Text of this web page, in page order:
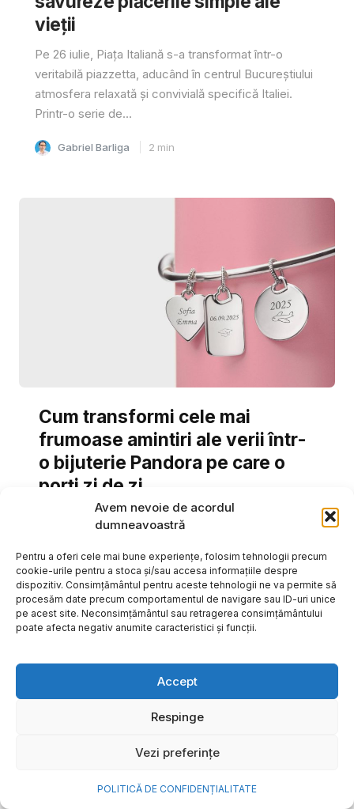
Avem nevoie de acordul
dumneavoastră
Pentru a oferi cele mai bune experiențe, folosim tehnologii precum
cookie-urile pentru a stoca și/sau accesa informațiile despre
dispozitiv. Consimțământul pentru aceste tehnologii ne va permite să
procesăm date precum comportamentul de navigare sau ID-uri unice
pe acest site. Neconsimțământul sau retragerea consimțământului
poate afecta negativ anumite caracteristici și funcții.
Accept
Respinge
Vezi preferințe
POLITICĂ DE CONFIDENȚIALITATE
vieții
Pe 26 iulie, Piața Italiană s-a transformat într-o
veritabilă piazzetta, aducând în centrul Bucureștiului
atmosfera relaxată și convivială specifică Italiei.
Printr-o serie de...
Gabriel Barliga 2 min
Cum transformi cele mai
frumoase amintiri ale verii într-
o bijuterie Pandora pe care o
porți zi de zi
Vara este, pentru mulți dintre noi, anotimpul în care
vacanțe pe care le planificăm luni...
Cristiana Todiresei